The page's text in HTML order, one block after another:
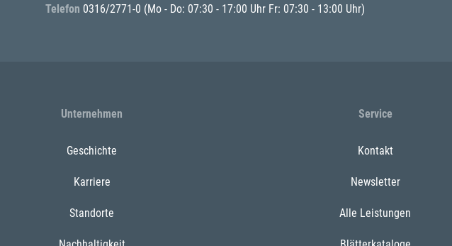
Telefon 0316/2771-0 (Mo - Do: 07:30 - 17:00 Uhr Fr: 07:30 - 13:00 Uhr)
Unternehmen
Geschichte
Karriere
Standorte
Service
Kontakt
Newsletter
Alle Leistungen